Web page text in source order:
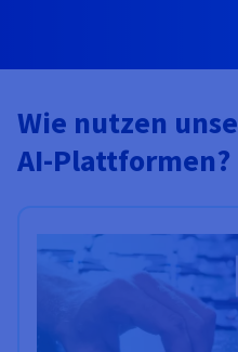
Wie nutzen
AI-Plattformen?